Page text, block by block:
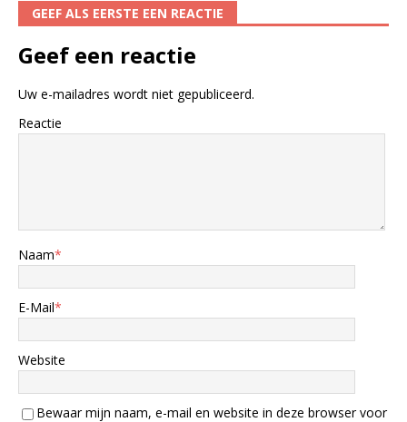
GEEF ALS EERSTE EEN REACTIE
Geef een reactie
Uw e-mailadres wordt niet gepubliceerd.
Reactie
Naam*
E-Mail*
Website
Bewaar mijn naam, e-mail en website in deze browser voor